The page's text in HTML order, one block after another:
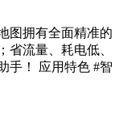
图拥有全面精准的
省流量、耗电低、
手！ 应用特色 #智